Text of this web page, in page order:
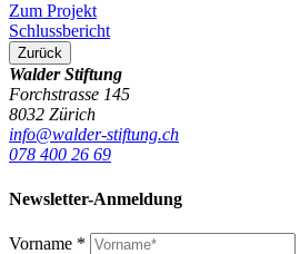
Zum Projekt
Schlussbericht
Zurück
Walder Stiftung
Forchstrasse 145
8032 Zürich
info@walder-stiftung.ch
078 400 26 69
Newsletter-Anmeldung
Vorname *